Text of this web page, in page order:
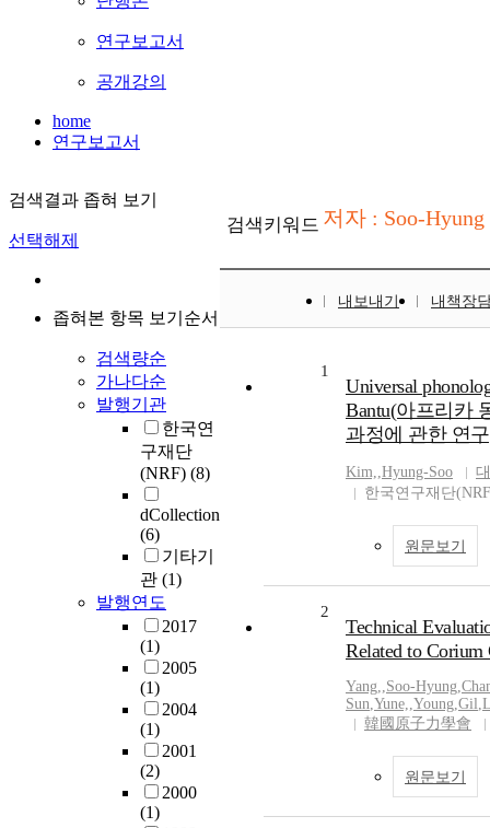
연구보고서
공개강의
home
연구보고서
검색결과 좁혀 보기
선택해제
좁혀본 항목 보기순서
검색량순
가나다순
발행기관
한국연
구재단
(NRF) (8)
dCollection
(6)
기타기
관 (1)
발행연도
2017
(1)
2005
(1)
2004
(1)
2001
(2)
2000
(1)
검색키워드 저자 : Soo-Hyung
내보내기 내책장
1
Universal
Bantu(아프리카
과정에 관한 연
Kim,,Hyung-Soo
한국연구재단
원문보기
2
Technical
Related to
Yang,,Soo-Hyung,
Sun,Yune,,Young,Gil,
韓國原子力學會
원문보기